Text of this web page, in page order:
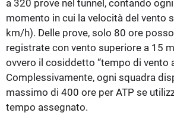
a 320 prove nel tunnel, contando
momento in cui la velocità del vento
km/h). Delle prove, solo 80 ore
registrate con vento superiore a 15
ovvero il cosiddetto “tempo di vento
Complessivamente, ogni squadra
massimo di 400 ore per ATP se
tempo assegnato.